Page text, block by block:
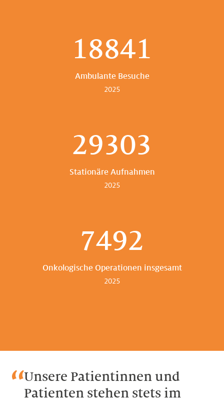
18841
Ambulante Besuche
2025
29303
Stationäre Aufnahmen
2025
7492
Onkologische Operationen insgesamt
2025
Unsere Patientinnen und
Patienten stehen stets im